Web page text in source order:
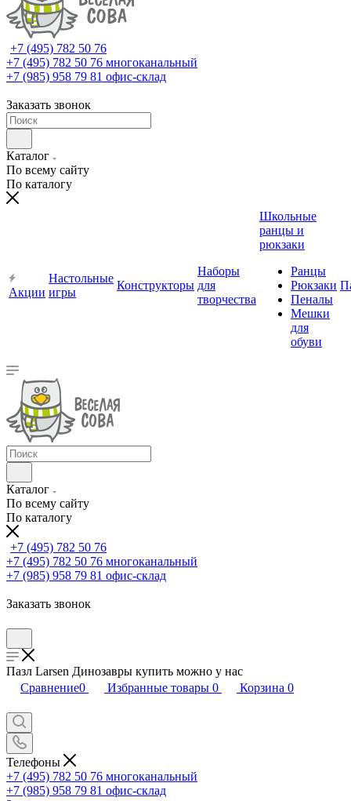
+7 (495) 782 50 76
+7 (495) 782 50 76 многоканальный
+7 (985) 958 79 81 офис-склад
Заказать звонок
Каталог
По всему сайту
По каталогу
Акции
Настольные
игры
Конструкторы
Наборы
для
творчества
Школьные
ранцы и
рюкзаки
Ранцы
Рюкзаки
Пеналы
Мешки
для
обуви
Каталог
По всему сайту
По каталогу
+7 (495) 782 50 76
+7 (495) 782 50 76 многоканальный
+7 (985) 958 79 81 офис-склад
Заказать звонок
Пазл Larsen Динозавры купить можно у нас
Сравнение0 Избранные товары 0 Корзина 0
Телефоны
+7 (495) 782 50 76 многоканальный
+7 (985) 958 79 81 офис-склад